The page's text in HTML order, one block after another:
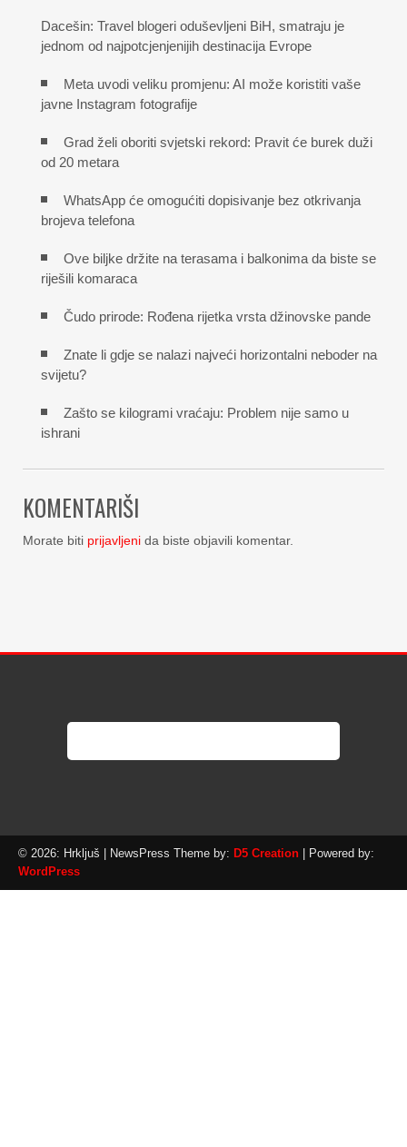
Dacešin: Travel blogeri oduševljeni BiH, smatraju je
jednom od najpotcjenjenijih destinacija Evrope
Meta uvodi veliku promjenu: AI može koristiti vaše
javne Instagram fotografije
Grad želi oboriti svjetski rekord: Pravit će burek duži
od 20 metara
WhatsApp će omogućiti dopisivanje bez otkrivanja
brojeva telefona
Ove biljke držite na terasama i balkonima da biste se
riješili komaraca
Čudo prirode: Rođena rijetka vrsta džinovske pande
Znate li gdje se nalazi najveći horizontalni neboder na
svijetu?
Zašto se kilogrami vraćaju: Problem nije samo u
ishrani
KOMENTARIŠI
Morate biti prijavljeni da biste objavili komentar.
© 2026: Hrkljuš | NewsPress Theme by: D5 Creation | Powered by:
WordPress